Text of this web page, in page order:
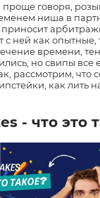
проще говоря,
ниша в
ней как опытные,
времени,
но свипы все
рассмотрим, что
как лить
- что это